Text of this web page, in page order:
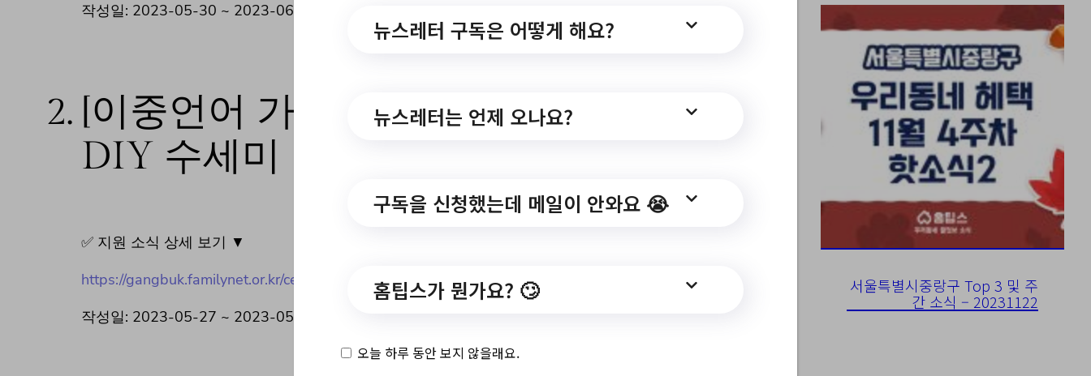
작성일: 2023-05-30 ~ 2023-06-15
2. [이중언어 가족환경조성] 가족들과 함께
DIY 수세미 인형극-어린왕자와 여우
✅ 지원 소식 상세 보기 ▼
https://gangbuk.familynet.or.kr/center/lay1/program/S295T322C449/receipt/view.do?seq=165133
작성일: 2023-05-27 ~ 2023-05-31
서울특별시중랑구 Top 3 및 주
간 소식 – 20231122
뉴스레터 구독은 어떻게 해요?
뉴스레터는 언제 오나요?
구독을 신청했는데 메일이 안와요 😭
홈팁스가 뭔가요? 🙄
오늘 하루 동안 보지 않을래요.